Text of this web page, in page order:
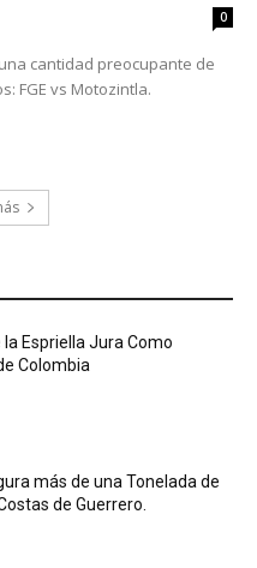
0
cantidad preocupante de
FGE vs Motozintla.
Espriella Jura Como
Colombia
más de una Tonelada de
de Guerrero.